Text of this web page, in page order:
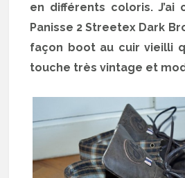
en différents coloris. J’ai
Panisse 2 Streetex Dark
façon boot au cuir vieilli
touche très vintage et